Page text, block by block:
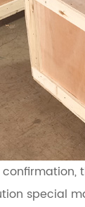
special